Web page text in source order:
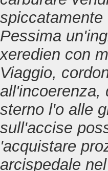
Pessima
xeredien con
Viaggio,
all'incoerenza,
sterno l'o alle
sull'accise
'acquistare
arcispedale